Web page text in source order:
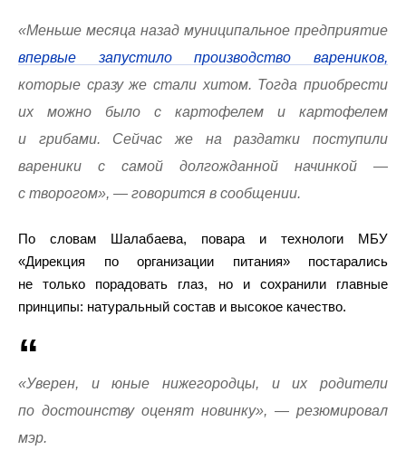
«Меньше месяца назад муниципальное предприятие
впервые запустило производство вареников,
которые сразу же стали хитом. Тогда приобрести
их можно было с картофелем и картофелем
и грибами. Сейчас же на раздатки поступили
вареники с самой долгожданной начинкой —
с творогом», — говорится в сообщении.
По словам Шалабаева, повара и технологи МБУ
«Дирекция по организации питания» постарались
не только порадовать глаз, но и сохранили главные
принципы: натуральный состав и высокое качество.
«Уверен, и юные нижегородцы, и их родители
по достоинству оценят новинку», — резюмировал
мэр.